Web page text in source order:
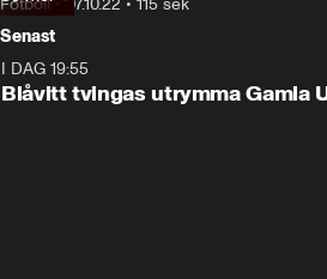
Fotboll•07.10.22 • 115 sek
Senast
I DAG 19:55
Blåvitt tvingas utrymma Gamla